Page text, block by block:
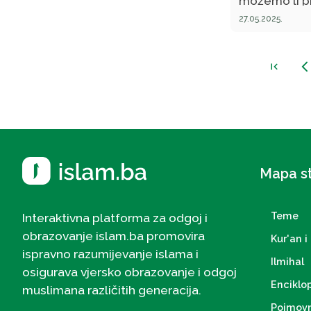
mezarje?
27.05.2025.
first_page arrow_back_ios_new
Interaktivna platforma za odgoj i
obrazovanje islam.ba promovira
ispravno razumijevanje islama i
osigurava vjersko obrazovanje i odgoj
muslimana različitih generacija.
Mapa
Teme
Kur'an
Ilmihal